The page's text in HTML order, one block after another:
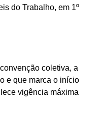
do Trabalho, em 1º
coletiva, a
e que marca o início
vigência máxima